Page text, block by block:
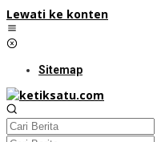
Lewati ke konten
Sitemap